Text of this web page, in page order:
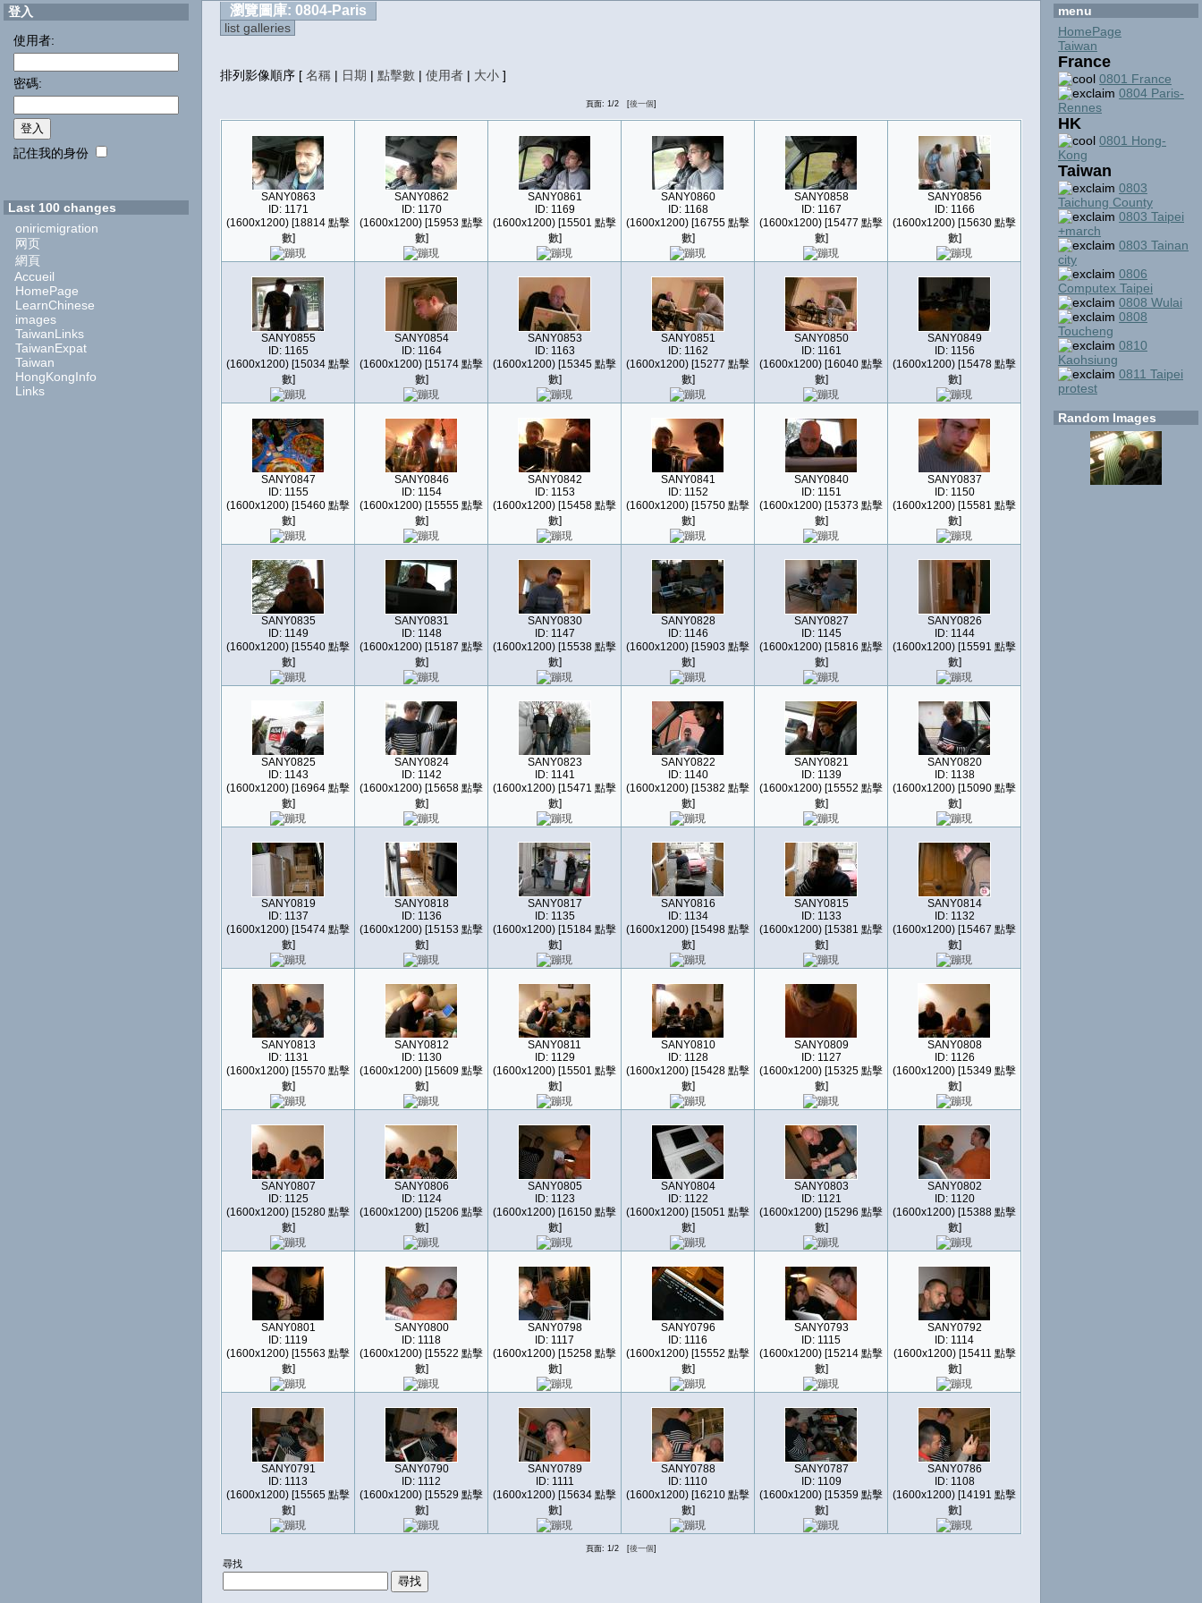
登入
使用者:
密碼:
記住我的身份
Last 100 changes
oniricmigration
网页
網頁
Accueil
HomePage
LearnChinese
images
TaiwanLinks
TaiwanExpat
Taiwan
HongKongInfo
Links
瀏覽圖庫: 0804-Paris
list galleries
排列影像順序 [ 名稱 | 日期 | 點擊數 | 使用者 | 大小 ]
頁面: 1/2 [後一個 ]
SANY0863
ID: 1171
(1600x1200) [18814 點擊
數]
SANY0862
ID: 1170
(1600x1200) [15953 點擊
數]
SANY0861
ID: 1169
(1600x1200) [15501 點擊
數]
SANY0860
ID: 1168
(1600x1200) [16755 點擊
數]
SANY0858
ID: 1167
(1600x1200) [15477 點擊
數]
SANY0856
ID: 1166
(1600x1200) [15630 點擊
數]
SANY0855
ID: 1165
(1600x1200) [15034 點擊
數]
SANY0854
ID: 1164
(1600x1200) [15174 點擊
數]
SANY0853
ID: 1163
(1600x1200) [15345 點擊
數]
SANY0851
ID: 1162
(1600x1200) [15277 點擊
數]
SANY0850
ID: 1161
(1600x1200) [16040 點擊
數]
SANY0849
ID: 1156
(1600x1200) [15478 點擊
數]
SANY0847
ID: 1155
(1600x1200) [15460 點擊
數]
SANY0846
ID: 1154
(1600x1200) [15555 點擊
數]
SANY0842
ID: 1153
(1600x1200) [15458 點擊
數]
SANY0841
ID: 1152
(1600x1200) [15750 點擊
數]
SANY0840
ID: 1151
(1600x1200) [15373 點擊
數]
SANY0837
ID: 1150
(1600x1200) [15581 點擊
數]
SANY0835
ID: 1149
(1600x1200) [15540 點擊
數]
SANY0831
ID: 1148
(1600x1200) [15187 點擊
數]
SANY0830
ID: 1147
(1600x1200) [15538 點擊
數]
SANY0828
ID: 1146
(1600x1200) [15903 點擊
數]
SANY0827
ID: 1145
(1600x1200) [15816 點擊
數]
SANY0826
ID: 1144
(1600x1200) [15591 點擊
數]
SANY0825
ID: 1143
(1600x1200) [16964 點擊
數]
SANY0824
ID: 1142
(1600x1200) [15658 點擊
數]
SANY0823
ID: 1141
(1600x1200) [15471 點擊
數]
SANY0822
ID: 1140
(1600x1200) [15382 點擊
數]
SANY0821
ID: 1139
(1600x1200) [15552 點擊
數]
SANY0820
ID: 1138
(1600x1200) [15090 點擊
數]
SANY0819
ID: 1137
(1600x1200) [15474 點擊
數]
SANY0818
ID: 1136
(1600x1200) [15153 點擊
數]
SANY0817
ID: 1135
(1600x1200) [15184 點擊
數]
SANY0816
ID: 1134
(1600x1200) [15498 點擊
數]
SANY0815
ID: 1133
(1600x1200) [15381 點擊
數]
SANY0814
ID: 1132
(1600x1200) [15467 點擊
數]
SANY0813
ID: 1131
(1600x1200) [15570 點擊
數]
SANY0812
ID: 1130
(1600x1200) [15609 點擊
數]
SANY0811
ID: 1129
(1600x1200) [15501 點擊
數]
SANY0810
ID: 1128
(1600x1200) [15428 點擊
數]
SANY0809
ID: 1127
(1600x1200) [15325 點擊
數]
SANY0808
ID: 1126
(1600x1200) [15349 點擊
數]
SANY0807
ID: 1125
(1600x1200) [15280 點擊
數]
SANY0806
ID: 1124
(1600x1200) [15206 點擊
數]
SANY0805
ID: 1123
(1600x1200) [16150 點擊
數]
SANY0804
ID: 1122
(1600x1200) [15051 點擊
數]
SANY0803
ID: 1121
(1600x1200) [15296 點擊
數]
SANY0802
ID: 1120
(1600x1200) [15388 點擊
數]
SANY0801
ID: 1119
(1600x1200) [15563 點擊
數]
SANY0800
ID: 1118
(1600x1200) [15522 點擊
數]
SANY0798
ID: 1117
(1600x1200) [15258 點擊
數]
SANY0796
ID: 1116
(1600x1200) [15552 點擊
數]
SANY0793
ID: 1115
(1600x1200) [15214 點擊
數]
SANY0792
ID: 1114
(1600x1200) [15411 點擊
數]
SANY0791
ID: 1113
(1600x1200) [15565 點擊
數]
SANY0790
ID: 1112
(1600x1200) [15529 點擊
數]
SANY0789
ID: 1111
(1600x1200) [15634 點擊
數]
SANY0788
ID: 1110
(1600x1200) [16210 點擊
數]
SANY0787
ID: 1109
(1600x1200) [15359 點擊
數]
SANY0786
ID: 1108
(1600x1200) [14191 點擊
數]
頁面: 1/2 [後一個 ]
尋找
menu
HomePage
Taiwan
France
0801 France
0804 Paris-
Rennes
HK
0801 Hong-
Kong
Taiwan
0803
Taichung County
0803 Taipei
+march
0803 Tainan
city
0806
Computex Taipei
0808 Wulai
0808
Toucheng
0810
Kaohsiung
0811 Taipei
protest
Random Images